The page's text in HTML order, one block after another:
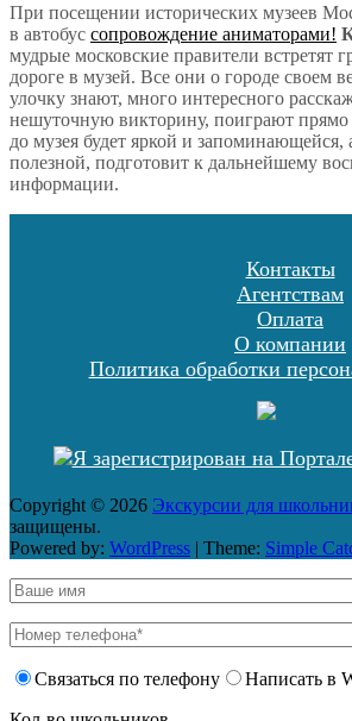
При посещении исторических музеев
в автобус сопровождение аниматорами!
мудрые московские правители встретят
дороге в музей. Все они о городе своем
улочку знают, много интересного
нешуточную викторину, поиграют прямо
до музея будет яркой и запоминающейся,
полезной, подготовит к дальнейшему
информации.
Контакты
Агентствам
Оплата
О компании
Политика обработки
Copyright © 2026 Экскурсии для
защищены.
Powered by: WordPress | Theme: Simple
Связаться по телефону
Написать в